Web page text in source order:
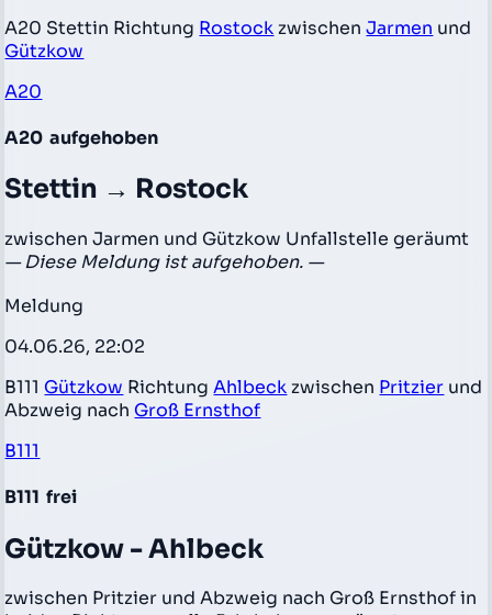
A20 Stettin Richtung Rostock zwischenJarmen und
Gützkow
A20
A20 aufgehoben
Stettin → Rostock
zwischen Jarmen und Gützkow Unfallstelle geräumt
— Diese Meldung ist aufgehoben. —
Meldung
04.06.26, 22:02
B111 Gützkow RichtungAhlbeck zwischen Pritzier und
Abzweig nach Groß Ernsthof
B111
B111 frei
Gützkow - Ahlbeck
zwischen Pritzier und Abzweig nach Groß Ernsthof in